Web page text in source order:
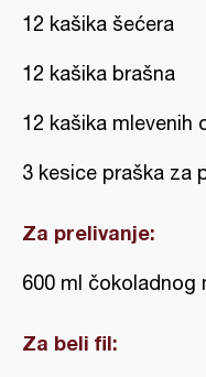
12 kašika šećera
12 kašika brašna
12 kašika mlevenih
3 kesice praška za
Za prelivanje:
600 ml čokoladnog
Za beli fil: